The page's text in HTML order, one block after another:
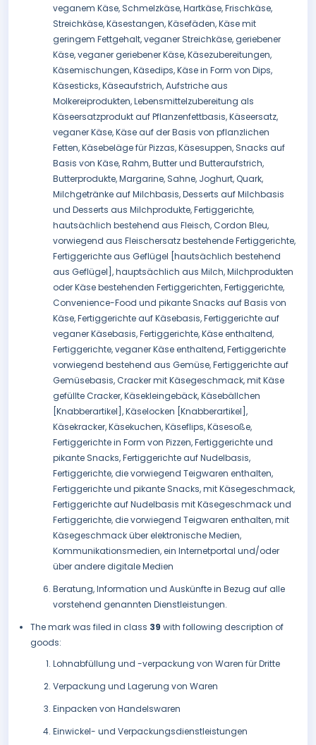
veganem Käse, Schmelzkäse, Hartkäse, Frischkäse,
Streichkäse, Käsestangen, Käsefäden, Käse mit
geringem Fettgehalt, veganer Streichkäse, geriebener
Käse, veganer geriebener Käse, Käsezubereitungen,
Käsemischungen, Käsedips, Käse in Form von Dips,
Käsesticks, Käseaufstrich, Aufstriche aus
Molkereiprodukten, Lebensmittelzubereitung als
Käseersatzprodukt auf Pflanzenfettbasis, Käseersatz,
veganer Käse, Käse auf der Basis von pflanzlichen
Fetten, Käsebeläge für Pizzas, Käsesuppen, Snacks auf
Basis von Käse, Rahm, Butter und Butteraufstrich,
Butterprodukte, Margarine, Sahne, Joghurt, Quark,
Milchgetränke auf Milchbasis, Desserts auf Milchbasis
und Desserts aus Milchprodukte, Fertiggerichte,
hautsächlich bestehend aus Fleisch, Cordon Bleu,
vorwiegend aus Fleischersatz bestehende Fertiggerichte,
Fertiggerichte aus Geflügel [hautsächlich bestehend
aus Geflügel], hauptsächlich aus Milch, Milchprodukten
oder Käse bestehenden Fertiggerichten, Fertiggerichte,
Convenience-Food und pikante Snacks auf Basis von
Käse, Fertiggerichte auf Käsebasis, Fertiggerichte auf
veganer Käsebasis, Fertiggerichte, Käse enthaltend,
Fertiggerichte, veganer Käse enthaltend, Fertiggerichte
vorwiegend bestehend aus Gemüse, Fertiggerichte auf
Gemüsebasis, Cracker mit Käsegeschmack, mit Käse
gefüllte Cracker, Käsekleingebäck, Käsebällchen
[Knabberartikel], Käselocken [Knabberartikel],
Käsekracker, Käsekuchen, Käseflips, Käsesoße,
Fertiggerichte in Form von Pizzen, Fertiggerichte und
pikante Snacks, Fertiggerichte auf Nudelbasis,
Fertiggerichte, die vorwiegend Teigwaren enthalten,
Fertiggerichte und pikante Snacks, mit Käsegeschmack,
Fertiggerichte auf Nudelbasis mit Käsegeschmack und
Fertiggerichte, die vorwiegend Teigwaren enthalten, mit
Käsegeschmack über elektronische Medien,
Kommunikationsmedien, ein Internetportal und/oder
über andere digitale Medien
Beratung, Information und Auskünfte in Bezug auf alle
vorstehend genannten Dienstleistungen.
The mark was filed in class 39 with following description of
goods:
Lohnabfüllung und -verpackung von Waren für Dritte
Verpackung und Lagerung von Waren
Einpacken von Handelswaren
Einwickel- und Verpackungsdienstleistungen